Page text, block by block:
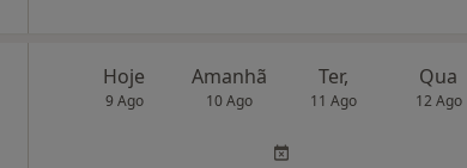
Hoje
9 Ago
Amanhã
10 Ago
Ter,
11 Ago
Qua
12 Ago